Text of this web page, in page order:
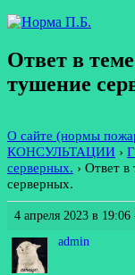
Ответ в
тушение
О сайте (нормы
КОНСУЛЬТАЦИИ ›
серверных. › Ответ в
серверных.
4 апреля 2023 в 19:06
admin